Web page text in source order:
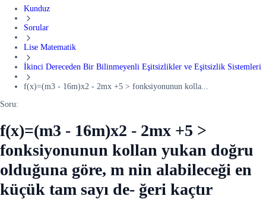
Kunduz
Sorular
Lise Matematik
İkinci Dereceden Bir Bilinmeyenli Eşitsizlikler ve Eşitsizlik Sistemleri
f(x)=(m3 - 16m)x2 - 2mx +5 > fonksiyonunun kolla...
Soru:
f(x)=(m3 - 16m)x2 - 2mx +5 >
fonksiyonunun kollan yukan doğru
olduğuna göre, m nin alabileceği en
küçük tam sayı de- ğeri kaçtır